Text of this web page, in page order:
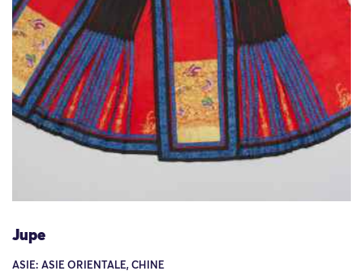
Jupe
ASIE: ASIE ORIENTALE, CHINE